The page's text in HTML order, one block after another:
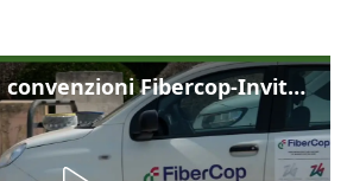
Sottoscritte le convenzioni Fibercop-Invitalia, fibra ottica per 477 mila civici